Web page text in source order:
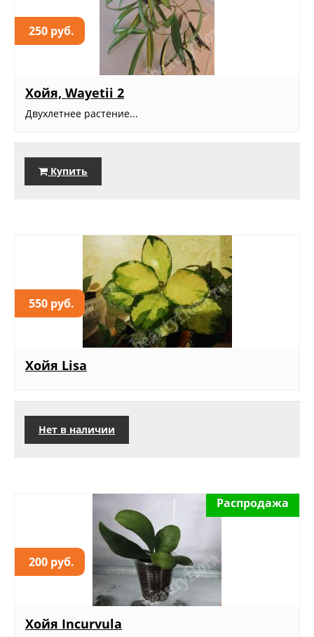
250 руб.
Хойя, Wayetii 2
Двухлетнее растение...
Купить
550 руб.
Хойя Lisa
Нет в наличии
200 руб.
Распродажа
Хойя Incurvula